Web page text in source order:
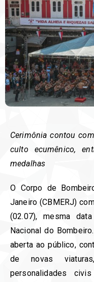
Cerimônia contou
culto ecumênico,
medalhas⁣⁣⁣
O Corpo de
Janeiro (CBMERJ)
(02.07), mesma
Nacional do
aberta ao público,
de novas
personalidades